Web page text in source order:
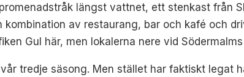
längst vattnet, ett stenkast från
kombination av restaurang, bar och kafé och
Gul här, men lokalerna nere vid
tredje säsong. Men stället har faktiskt legat